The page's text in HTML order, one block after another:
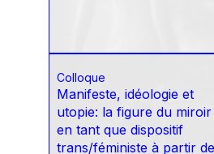
Colloque
Manifeste, idéologie et
utopie: la figure du miroir
en tant que dispositif
trans/féministe à partir de